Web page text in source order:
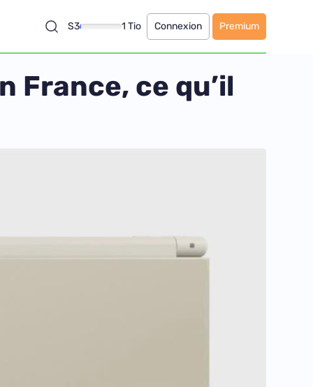
S3 1 Tio Connexion Premium
France, ce qu’il